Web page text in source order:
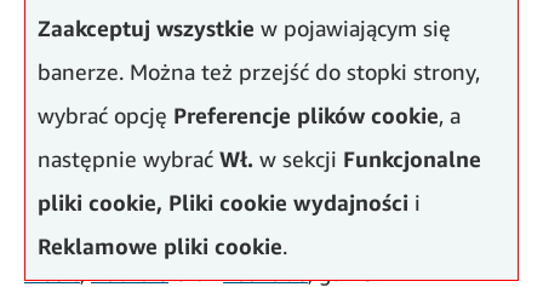
Zaakceptuj wszystkie w pojawiającym się
banerze. Można też przejść do stopki strony,
wybrać opcję Preferencje plików cookie, a
następnie wybrać Wł. w sekcji Funkcjonalne
pliki cookie, Pliki cookie wydajności i
Reklamowe pliki cookie.